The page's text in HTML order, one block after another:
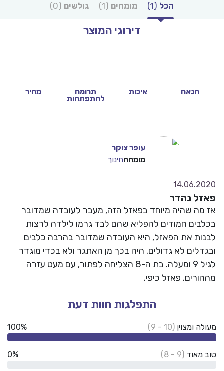
הכל (1) מומחים (1) גולשים (0)
דירוגי המוצר
הנאה איכות תרומה
להתפתחות
מחיר
עופר צוקר
מומחהחינוך
14.06.2020
פאזל נהדר
אז מה שהיה מיוחד בפאזל הזה, מעבר לעובדה שמדובר
בכלבים חמודים להפליא שהם לבד גרמו לילדה לרצות
לבנות את הפאזל, היא העובדה שמדובר בהרבה כלבים
ובגדלים לא גדולים. היה בכך מן האתגר ולא בכדי מוגדר
לגיל 9 ומעלה. בת ה-8 הצליחה לפתור, עם מעט עזרה
מההורים. פאזל כיפי.
התפלגות חוות דעת
מעולה ומצוין (10 - 9)
100%
טוב מאוד (9 - 8)
0%